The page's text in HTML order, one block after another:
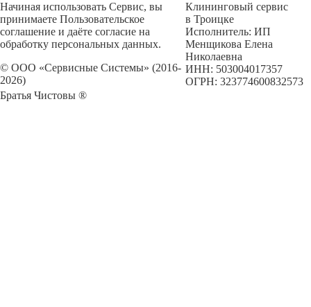
Начиная использовать Сервис, вы
принимаете Пользовательское
соглашение и даёте согласие на
обработку персональных данных.
© ООО «Сервисные Системы» (2016-
2026)
Братья Чистовы ®
Клининговый сервис
в Троицке
Исполнитель: ИП
Менщикова Елена
Николаевна
ИНН: 503004017357
ОГРН: 323774600832573